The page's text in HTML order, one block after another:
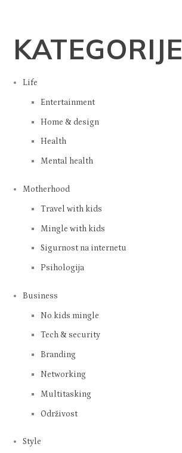
KATEGORIJE
Life
Entertainment
Home & design
Health
Mental health
Motherhood
Travel with kids
Mingle with kids
Sigurnost na internetu
Psihologija
Business
No kids mingle
Tech & security
Branding
Networking
Multitasking
Održivost
Style